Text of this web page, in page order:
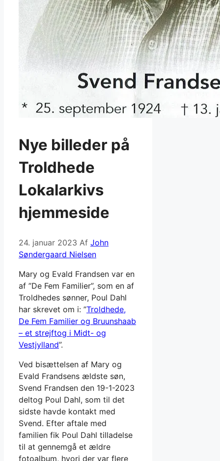
Nye billeder på
Troldhede
Lokalarkivs
hjemmeside
24. januar 2023 Af John
Søndergaard Nielsen
Mary og Evald Frandsen var en
af ”De Fem Familier”, som en af
Troldhedes sønner, Poul Dahl
har skrevet om i: ”Troldhede,
De Fem Familier og Bruunshaab
– et strejftog i Midt- og
Vestjylland”.
Ved bisættelsen af Mary og
Evald Frandsens ældste søn,
Svend Frandsen den 19-1-2023
deltog Poul Dahl, som til det
sidste havde kontakt med
Svend. Efter aftale med
familien fik Poul Dahl tilladelse
til at gennemgå et ældre
fotoalbum, hvori der var flere